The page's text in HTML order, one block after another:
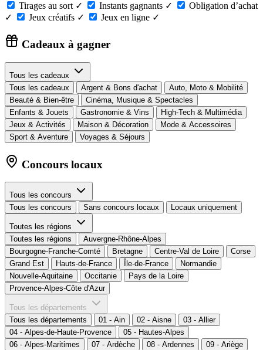
Tirages au sort ✓ Instants gagnants ✓
Obligation d’achat
✓
Jeux créatifs ✓ Jeux en ligne ✓
Cadeaux à gagner
Tous les cadeaux
Tous les cadeaux
Argent & Bons d'achat
Auto, Moto & Mobilité
Beauté & Bien-être
Cinéma, Musique & Spectacles
Enfants & Jouets
Gastronomie & Vins
High-Tech & Multimédia
Jeux & Activités
Maison & Décoration
Mode & Accessoires
Sport & Aventure
Voyages & Séjours
Concours locaux
Tous les concours
Tous les concours
Sans concours locaux Locaux uniquement
Toutes les régions
Toutes les régions
Auvergne-Rhône-Alpes
Bourgogne-Franche-Comté
Bretagne Centre-Val de Loire
Corse
Grand Est
Hauts-de-France Île-de-France
Normandie
Nouvelle-Aquitaine
Occitanie
Pays de la Loire
Provence-Alpes-Côte d'Azur
Tous les départements
Tous les départements
01 - Ain 02 - Aisne
03 - Allier
04 - Alpes-de-Haute-Provence
05 - Hautes-Alpes
06 - Alpes-Maritimes
07 - Ardèche 08 - Ardennes
09 - Ariège